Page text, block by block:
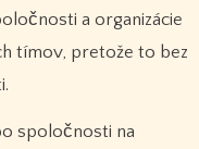
a organizácie
tímov, pretože to bez
spoločnosti na